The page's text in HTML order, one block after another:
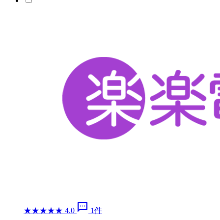
★★★★★ 4.0 sms 1件